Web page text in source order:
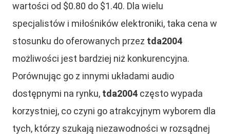
wartości od $0.80 do $1.40. Dla wielu
specjalistów i miłośników elektroniki, taka cena w
stosunku do oferowanych przez tda2004
możliwości jest bardziej niż konkurencyjna.
Porównując go z innymi układami audio
dostępnymi na rynku, tda2004 często wypada
korzystniej, co czyni go atrakcyjnym wyborem dla
tych, którzy szukają niezawodności w rozsądnej